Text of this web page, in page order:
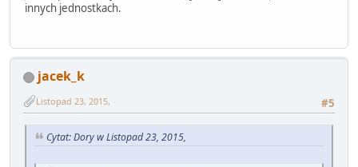
innych jednostkach.
jacek_k
#5
Listopad 23, 2015,
Cytat: Dory w Listopad 23, 2015,